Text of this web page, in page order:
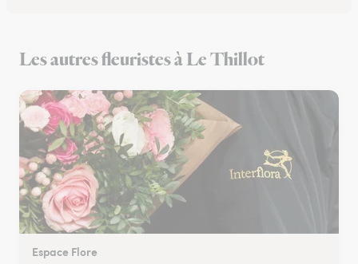
Les autres fleuristes à Le Thillot
Espace Flore